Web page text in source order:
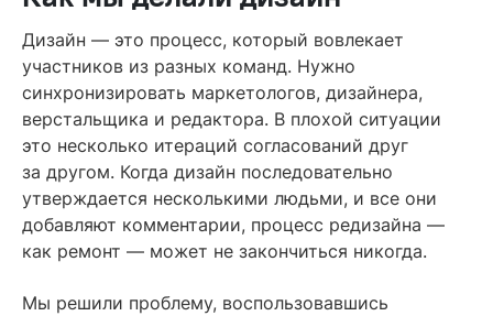
Дизайн — это процесс, который вовлекает
участников из разных команд. Нужно
синхронизировать маркетологов, дизайнера,
верстальщика и редактора. В плохой ситуации
это несколько итераций согласований друг
за другом. Когда дизайн последовательно
утверждается несколькими людьми, и все они
добавляют комментарии, процесс редизайна —
как ремонт — может не закончиться никогда.
Мы решили проблему, воспользовавшись